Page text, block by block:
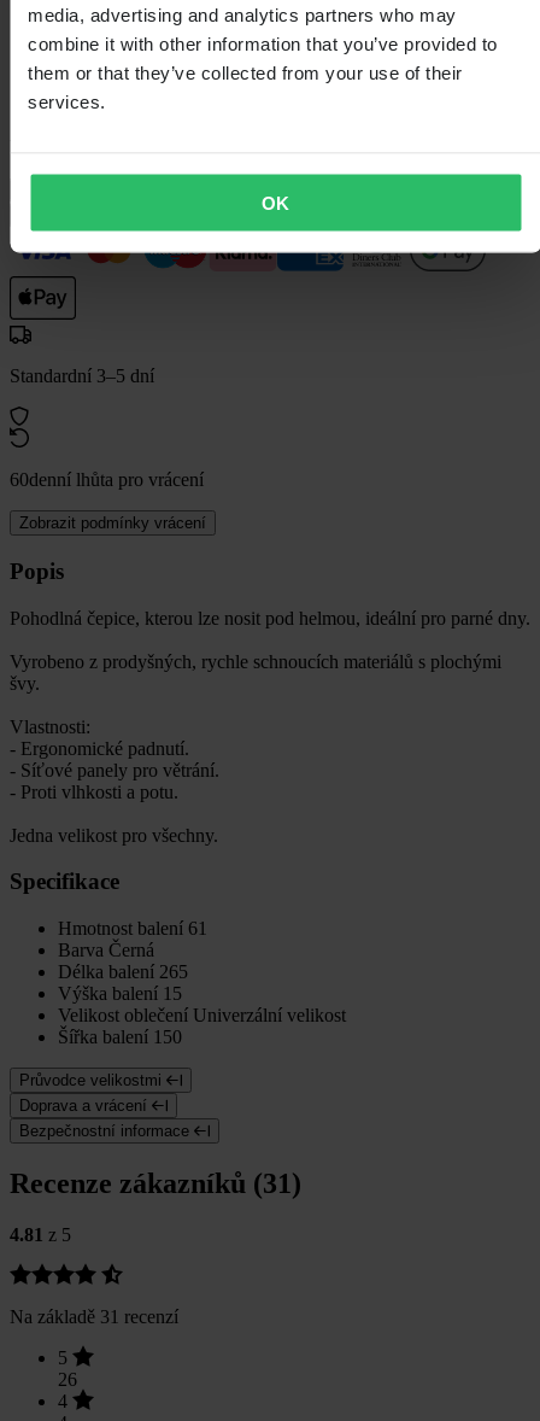
media, advertising and analytics partners who may
combine it with other information that you’ve provided to
them or that they’ve collected from your use of their
services.
OK
Standardní 3–5 dní
60denní lhůta pro vrácení
Zobrazit podmínky vrácení
Popis
Pohodlná čepice, kterou lze nosit pod helmou, ideální pro parné dny.
Vyrobeno z prodyšných, rychle schnoucích materiálů s plochými
švy.
Vlastnosti:
- Ergonomické padnutí.
- Síťové panely pro větrání.
- Proti vlhkosti a potu.
Jedna velikost pro všechny.
Specifikace
Hmotnost balení 61
Barva Černá
Délka balení 265
Výška balení 15
Velikost oblečení Univerzální velikost
Šířka balení 150
Průvodce velikostmi
Doprava a vrácení
Bezpečnostní informace
Recenze zákazníků (31)
4.81 z 5
Na základě 31 recenzí
5
26
4